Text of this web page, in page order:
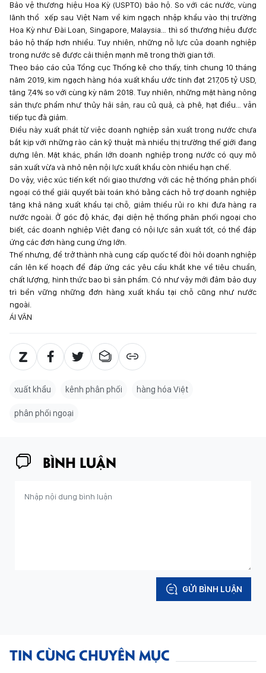
Bảo vệ thương hiệu Hoa Kỳ (USPTO) bảo hộ. So với các nước, vùng
lãnh thổ xếp sau Việt Nam về kim ngạch nhập khẩu vào thị trường
Hoa Kỳ như Đài Loan, Singapore, Malaysia… thì số thương hiệu được
bảo hộ thấp hơn nhiều. Tuy nhiên, những nỗ lực của doanh nghiệp
trong nước sẽ được cải thiện mạnh mẽ trong thời gian tới.
Theo báo cáo của Tổng cục Thống kê cho thấy, tính chung 10 tháng
năm 2019, kim ngạch hàng hóa xuất khẩu ước tính đạt 217,05 tỷ USD,
tăng 7,4% so với cùng kỳ năm 2018. Tuy nhiên, những mặt hàng nông
sản thực phẩm như thủy hải sản, rau củ quả, cà phê, hạt điều… vẫn
tiếp tục đà giảm.
Điều này xuất phát từ việc doanh nghiệp sản xuất trong nước chưa
bắt kịp với những rào cản kỹ thuật mà nhiều thị trường thế giới đang
dựng lên. Mặt khác, phần lớn doanh nghiệp trong nước có quy mô
sản xuất vừa và nhỏ nên nội lực xuất khẩu còn nhiều hạn chế.
Do vậy, việc xúc tiến kết nối giao thương với các hệ thống phân phối
ngoại có thể giải quyết bài toán khó bằng cách hỗ trợ doanh nghiệp
tăng khả năng xuất khẩu tại chỗ, giảm thiểu rủi ro khi đưa hàng ra
nước ngoài. Ở góc độ khác, đại diện hệ thống phân phối ngoại cho
biết, các doanh nghiệp Việt đang có nội lực sản xuất tốt, có thể đáp
ứng các đơn hàng cung ứng lớn.
Thế nhưng, để trở thành nhà cung cấp quốc tế đòi hỏi doanh nghiệp
cần lên kế hoạch để đáp ứng các yêu cầu khắt khe về tiêu chuẩn,
chất lượng, hình thức bao bì sản phẩm. Có như vậy mới đảm bảo duy
trì bền vững những đơn hàng xuất khẩu tại chỗ cũng như nước
ngoài.
ÁI VÂN
xuất khẩu kênh phân phối hàng hóa Việt
phân phối ngoại
BÌNH LUẬN
GỬI BÌNH LUẬN
TIN CÙNG CHUYÊN MỤC